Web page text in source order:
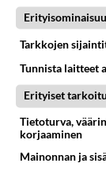
Käviskö
09.08.2026 17:40
Onko täällä
Joka kaipaa M
08.08.2026 19:54
Vetovoima
Tarkkojen
Tunnista laitteet
Erityiset
Tietoturva,
korjaaminen
Mainonnan ja